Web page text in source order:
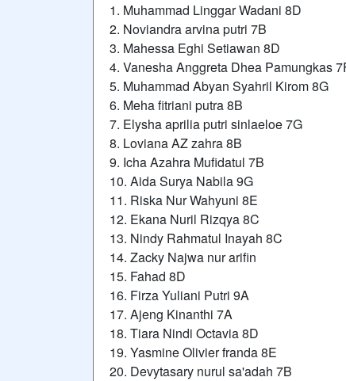
1. Muhammad Linggar Wadani 8D
2. Noviandra arvina putri 7B
3. Mahessa Eghi Setiawan 8D
4. Vanesha Anggreta Dhea Pamungkas
5. Muhammad Abyan Syahril Kirom 8G
6. Meha fitriani putra 8B
7. Elysha aprilia putri sinlaeloe 7G
8. Loviana AZ zahra 8B
9. Icha Azahra Mufidatul 7B
10. Aida Surya Nabila 9G
11. Riska Nur Wahyuni 8E
12. Ekana Nuril Rizqya 8C
13. Nindy Rahmatul Inayah 8C
14. Zacky Najwa nur arifin
15. Fahad 8D
16. Firza Yuliani Putri 9A
17. Ajeng Kinanthi 7A
18. Tiara Nindi Octavia 8D
19. Yasmine Olivier franda 8E
20. Devytasary nurul sa'adah 7B